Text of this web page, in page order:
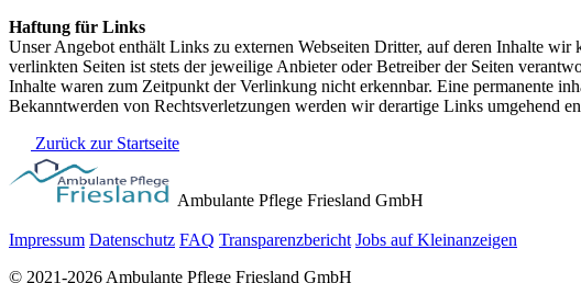
Haftung für Links
Unser Angebot enthält Links zu externen Webseiten Dritter, auf deren Inhalte
verlinkten Seiten ist stets der jeweilige Anbieter oder Betreiber der Seiten
Inhalte waren zum Zeitpunkt der Verlinkung nicht erkennbar. Eine permanente
Bekanntwerden von Rechtsverletzungen werden wir derartige Links umgehend
Zurück zur Startseite
Ambulante Pflege Friesland GmbH
Impressum Datenschutz FAQ Transparenzbericht Jobs auf Kleinanzeigen
© 2021-2026 Ambulante Pflege Friesland GmbH